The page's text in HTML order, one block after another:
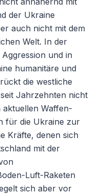
der Ukraine
auch nicht mit dem
Welt. In der
und in
humanitäre und
die westliche
Jahrzehnten nicht
aktuellen Waffen-
für die Ukraine zur
Kräfte, denen sich
mit der
Luft-Raketen
sich aber vor